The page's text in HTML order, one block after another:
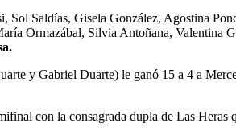
Saldías, Gisela González, Agostina
Ormazábal, Silvia Antoñana,
y Gabriel Duarte) le ganó 15 a 4 a
con la consagrada dupla de Las Heras